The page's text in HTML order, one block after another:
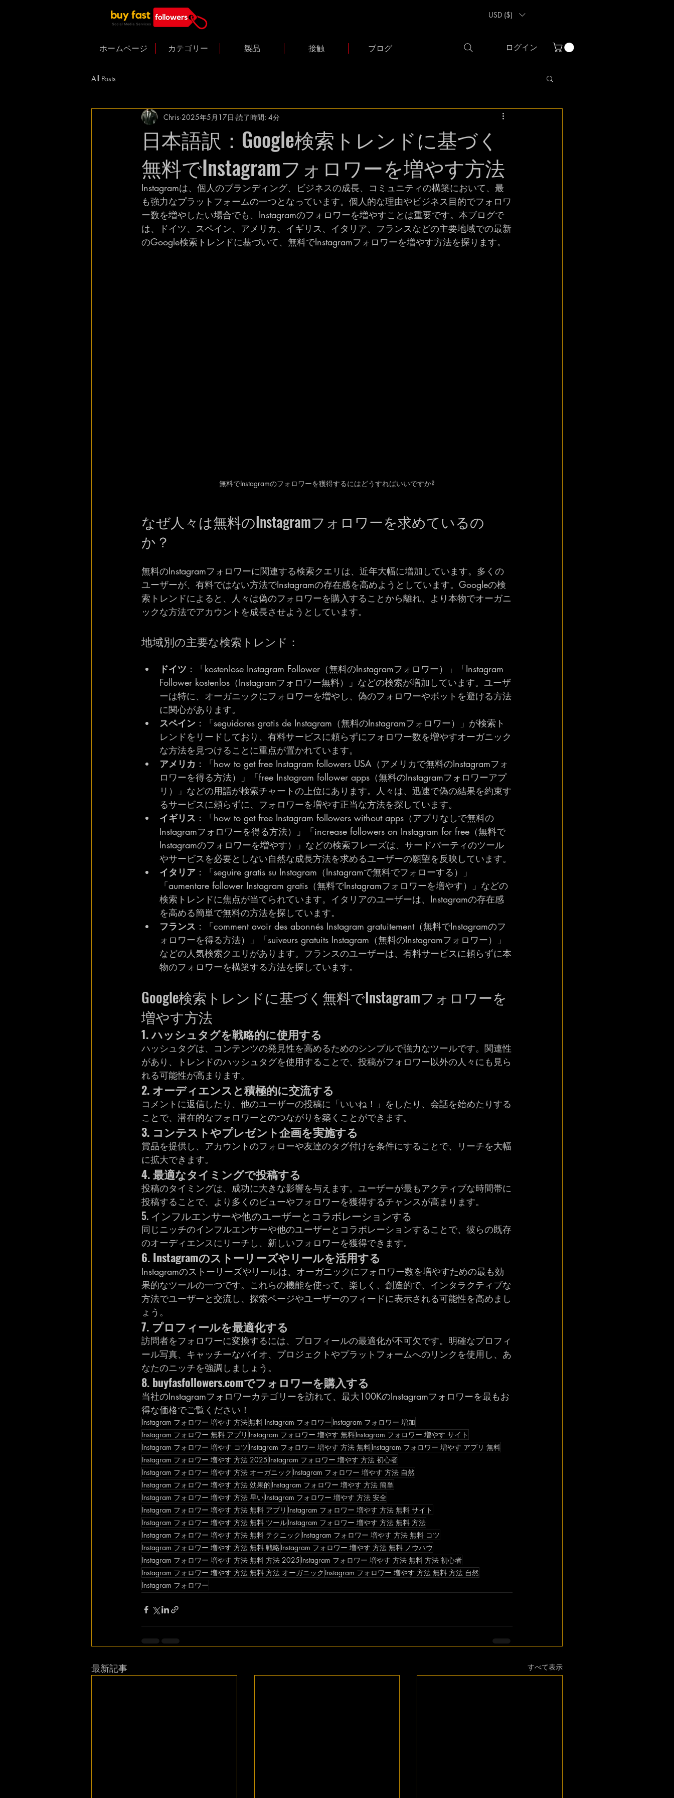
ホームページ カテゴリー 製品 接触 ブログ
USD ($)
ログイン
All Posts
日本語訳：Google検索トレンドに基づく
無料でInstagramフォロワーを増やす方法
Chris 2025年5月17日 読了時間: 4分
Instagramは、個人のブランディング、ビジネスの成長、コミュニティの構築において、最
も強力なプラットフォームの一つとなっています。個人的な理由やビジネス目的でフォロワ
ー数を増やしたい場合でも、Instagramのフォロワーを増やすことは重要です。本ブログで
は、ドイツ、スペイン、アメリカ、イギリス、イタリア、フランスなどの主要地域での最新
のGoogle検索トレンドに基づいて、無料でInstagramフォロワーを増やす方法を探ります。
無料でInstagramのフォロワーを獲得するにはどうすればいいですか?
なぜ人々は無料のInstagramフォロワーを求めているの
か？
無料のInstagramフォロワーに関連する検索クエリは、近年大幅に増加しています。多くの
ユーザーが、有料ではない方法でInstagramの存在感を高めようとしています。Googleの検
索トレンドによると、人々は偽のフォロワーを購入することから離れ、より本物でオーガニ
ックな方法でアカウントを成長させようとしています。
地域別の主要な検索トレンド：
ドイツ ：「kostenlose Instagram Follower（無料のInstagramフォロワー）」「Instagram
Follower kostenlos（Instagramフォロワー無料）」などの検索が増加しています。ユーザ
ーは特に、オーガニックにフォロワーを増やし、偽のフォロワーやボットを避ける方法
に関心があります。
スペイン ：「seguidores gratis de Instagram（無料のInstagramフォロワー）」が検索ト
レンドをリードしており、有料サービスに頼らずにフォロワー数を増やすオーガニック
な方法を見つけることに重点が置かれています。
アメリカ ：「how to get free Instagram followers USA（アメリカで無料のInstagramフォ
ロワーを得る方法）」「free Instagram follower apps（無料のInstagramフォロワーアプ
リ）」などの用語が検索チャートの上位にあります。人々は、迅速で偽の結果を約束す
るサービスに頼らずに、フォロワーを増やす正当な方法を探しています。
イギリス ：「how to get free Instagram followers without apps（アプリなしで無料の
Instagramフォロワーを得る方法）」「increase followers on Instagram for free（無料で
Instagramのフォロワーを増やす）」などの検索フレーズは、サードパーティのツール
やサービスを必要としない自然な成長方法を求めるユーザーの願望を反映しています。
イタリア ：「seguire gratis su Instagram（Instagramで無料でフォローする）」
「aumentare follower Instagram gratis（無料でInstagramフォロワーを増やす）」などの
検索トレンドに焦点が当てられています。イタリアのユーザーは、Instagramの存在感
を高める簡単で無料の方法を探しています。
フランス ：「comment avoir des abonnés Instagram gratuitement（無料でInstagramのフ
ォロワーを得る方法）」「suiveurs gratuits Instagram（無料のInstagramフォロワー）」
などの人気検索クエリがあります。フランスのユーザーは、有料サービスに頼らずに本
物のフォロワーを構築する方法を探しています。
Google検索トレンドに基づく無料でInstagramフォロワーを
増やす方法
1. ハッシュタグを戦略的に使用する
ハッシュタグは、コンテンツの発見性を高めるためのシンプルで強力なツールです。関連性
があり、トレンドのハッシュタグを使用することで、投稿がフォロワー以外の人々にも見ら
れる可能性が高まります。
2. オーディエンスと積極的に交流する
コメントに返信したり、他のユーザーの投稿に「いいね！」をしたり、会話を始めたりする
ことで、潜在的なフォロワーとのつながりを築くことができます。
3. コンテストやプレゼント企画を実施する
賞品を提供し、アカウントのフォローや友達のタグ付けを条件にすることで、リーチを大幅
に拡大できます。
4. 最適なタイミングで投稿する
投稿のタイミングは、成功に大きな影響を与えます。ユーザーが最もアクティブな時間帯に
投稿することで、より多くのビューやフォロワーを獲得するチャンスが高まります。
5. インフルエンサーや他のユーザーとコラボレーションする
同じニッチのインフルエンサーや他のユーザーとコラボレーションすることで、彼らの既存
のオーディエンスにリーチし、新しいフォロワーを獲得できます。
6. Instagramのストーリーズやリールを活用する
Instagramのストーリーズやリールは、オーガニックにフォロワー数を増やすための最も効
果的なツールの一つです。これらの機能を使って、楽しく、創造的で、インタラクティブな
方法でユーザーと交流し、探索ページやユーザーのフィードに表示される可能性を高めまし
ょう。
7. プロフィールを最適化する
訪問者をフォロワーに変換するには、プロフィールの最適化が不可欠です。明確なプロフィ
ール写真、キャッチーなバイオ、プロジェクトやプラットフォームへのリンクを使用し、あ
なたのニッチを強調しましょう。
8. buyfasfollowers.comでフォロワーを購入する
当社のInstagramフォロワーカテゴリーを訪れて、最大100KのInstagramフォロワーを最もお
得な価格でご覧ください！
Instagram フォロワー 増やす 方法無料 Instagram フォロワー Instagram フォロワー 増加
Instagram フォロワー 無料 アプリ Instagram フォロワー 増やす 無料Instagram フォロワー 増やす サイト
Instagram フォロワー 増やす コツ Instagram フォロワー 増やす 方法 無料Instagram フォロワー 増やす アプリ 無料
Instagram フォロワー 増やす 方法 2025 Instagram フォロワー 増やす 方法 初心者
Instagram フォロワー 増やす 方法 オーガニック Instagram フォロワー 増やす 方法 自然
Instagram フォロワー 増やす 方法 効果的 Instagram フォロワー 増やす 方法 簡単
Instagram フォロワー 増やす 方法 早いInstagram フォロワー 増やす 方法 安全
Instagram フォロワー 増やす 方法 無料 アプリ Instagram フォロワー 増やす 方法 無料 サイト
Instagram フォロワー 増やす 方法 無料 ツールInstagram フォロワー 増やす 方法 無料 方法
Instagram フォロワー 増やす 方法 無料 テクニック Instagram フォロワー 増やす 方法 無料 コツ
Instagram フォロワー 増やす 方法 無料 戦略 Instagram フォロワー 増やす 方法 無料 ノウハウ
Instagram フォロワー 増やす 方法 無料 方法 2025 Instagram フォロワー 増やす 方法 無料 方法 初心者
Instagram フォロワー 増やす 方法 無料 方法 オーガニック Instagram フォロワー 増やす 方法 無料 方法 自然
Instagram フォロワー
最新記事 すべて表示